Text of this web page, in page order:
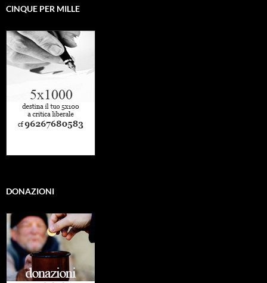
CINQUE PER MILLE
DONAZIONI